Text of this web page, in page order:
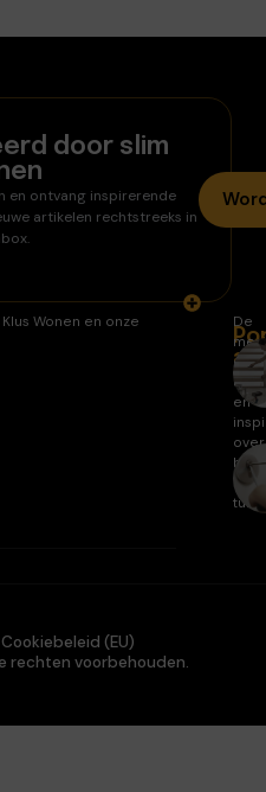
door slim
en ontvang inspirerende
artikelen rechtstreeks in
Wonen en onze
De
en
over
huis
en
tuin.
rechten voorbehouden.
Cookiebeleid (EU)